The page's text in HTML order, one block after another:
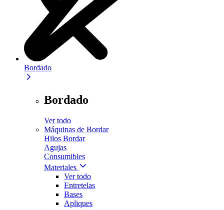
Bordado
Bordado
Ver todo
Máquinas de Bordar
Hilos Bordar
Agujas
Consumibles
Materiales
Ver todo
Entretelas
Bases
Apliques